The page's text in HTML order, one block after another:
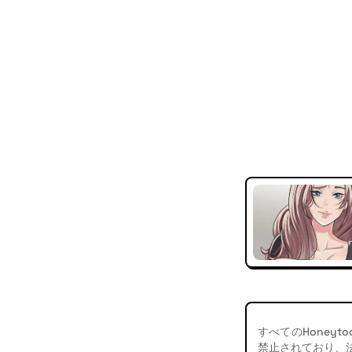
すべての
禁止されており、